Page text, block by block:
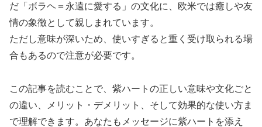
だ「ボラヘ＝永遠に愛する」の文化に、欧米では癒しや友
情の象徴として親しまれています。
ただし意味が深いため、使いすぎると重く受け取られる場
合もあるので注意が必要です。
この記事を読むことで、紫ハートの正しい意味や文化ごと
の違い、メリット・デメリット、そして効果的な使い方ま
で理解できます。あなたもメッセージに紫ハートを添え